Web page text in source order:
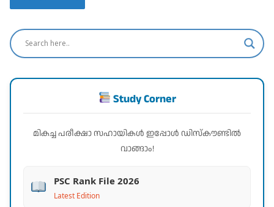
Study Corner
മികച്ച പരീക്ഷാ സഹായികൾ ഇപ്പോൾ ഡിസ്കൗണ്ടിൽ
വാങ്ങാം!
PSC Rank File 2026
Latest Edition